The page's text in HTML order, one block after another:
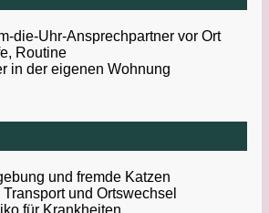
die-Uhr-Ansprechpartner vor Ort
Routine
in der eigenen Wohnung
und fremde Katzen
und Ortswechsel